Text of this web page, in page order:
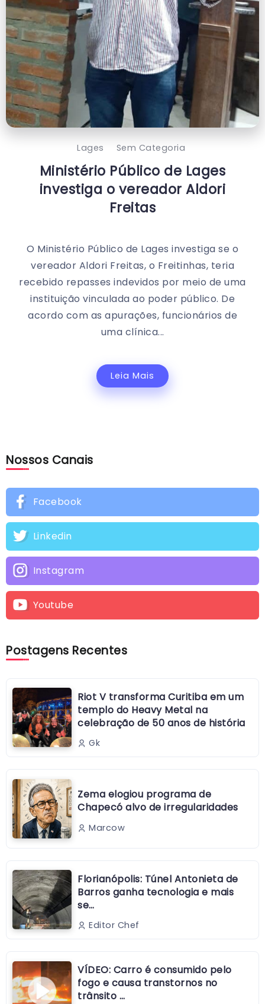
Lages Sem Categoria
Ministério Público de Lages
investiga o vereador Aldori
Freitas
O Ministério Público de Lages investiga se o
vereador Aldori Freitas, o Freitinhas, teria
recebido repasses indevidos por meio de uma
instituição vinculada ao poder público. De
acordo com as apurações, funcionários de
uma clínica...
Leia Mais
Nossos Canais
Facebook
Linkedin
Instagram
Youtube
Postagens Recentes
Riot V transforma Curitiba em um
templo do Heavy Metal na
celebração de 50 anos de história
Gk
Zema elogiou programa de
Chapecó alvo de irregularidades
Marcow
Florianópolis: Túnel Antonieta de
Barros ganha tecnologia e mais
se…
Editor Chef
VÍDEO: Carro é consumido pelo
fogo e causa transtornos no
trânsito …